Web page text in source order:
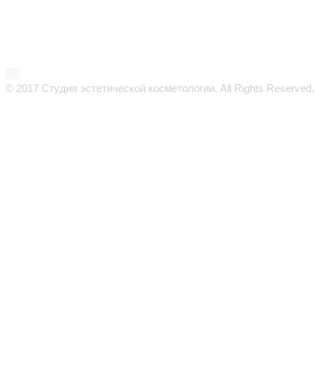
© 2017 Студия эстетической косметологии. All Rights Reserved.